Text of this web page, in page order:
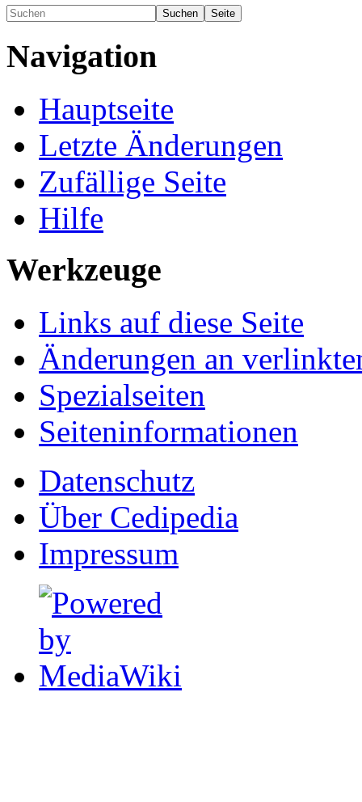
Navigation
Hauptseite
Letzte Änderungen
Zufällige Seite
Hilfe
Werkzeuge
Links auf diese Seite
Änderungen an
Spezialseiten
Seiteninformationen
Datenschutz
Über Cedipedia
Impressum